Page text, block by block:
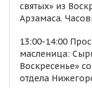
святых» из
Арзамаса.
13:00-14:00
масленица:
Воскресенье»
отдела